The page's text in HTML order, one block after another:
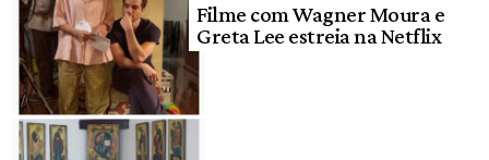
Filme com Wagner Moura e
Greta Lee estreia na Netflix